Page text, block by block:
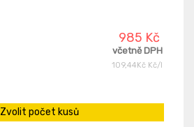
985 Kč
včetně DPH
109,44Kč Kč/l
Zvolit počet kusů